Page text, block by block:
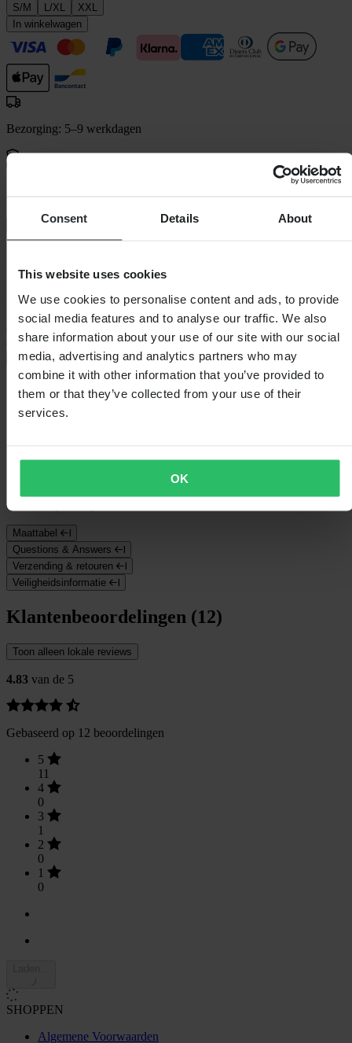
Consent Details About
This website uses cookies
We use cookies to personalise content and ads, to provide
social media features and to analyse our traffic. We also
share information about your use of our site with our social
media, advertising and analytics partners who may
combine it with other information that you’ve provided to
them or that they’ve collected from your use of their
services.
OK
S/M L/XL
XXL
In winkelwagen
Bezorging: 5–9 werkdagen
Bekijk retourvoorwaarden
gecertificeerde impactbeschermer met gewatteerde zijbescherming.
Het impactmateriaal is Leatt ontwikkeld, ReaFlex, dat reageert, door
energie te absorberen onder impact, maar is extreem comfortabel
door zijn flexibiliteit. Dit
Volledige beschrijving weergeven
Specificaties
Verpakkingsgewicht
Verpakkingslengte435
Maattabel
Questions & Answers
Verzending & retouren
Veiligheidsinformatie
Klantenbeoordelingen (12)
Toon alleen lokale reviews
4.83 van de 5
Gebaseerd op 12 beoordelingen
5
11
4
0
3
1
2
0
1
0
SHOPPEN
Algemene Voorwaarden